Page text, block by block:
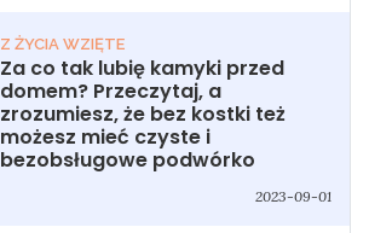
Z ŻYCIA WZIĘTE
Za co tak lubię kamyki przed
domem? Przeczytaj, a
zrozumiesz, że bez kostki też
możesz mieć czyste i
bezobsługowe podwórko
2023-09-01